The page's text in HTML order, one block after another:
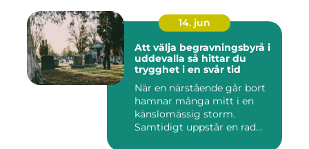
14. jun
Att välja begravningsbyrå i
uddevalla så hittar du
trygghet i en svår tid
När en närstående går bort
hamnar många mitt i en
känslomässig storm.
Samtidigt uppstår en rad